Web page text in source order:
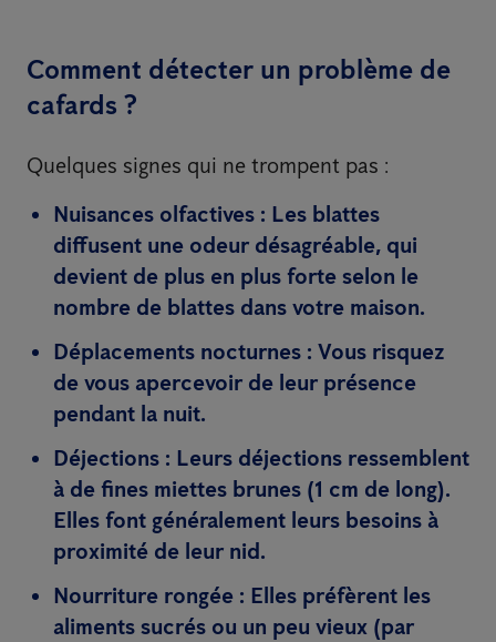
Comment détecter un problème de
cafards ?
Quelques signes qui ne trompent pas :
Nuisances olfactives : Les blattes
diffusent une odeur désagréable, qui
devient de plus en plus forte selon le
nombre de blattes dans votre maison.
Déplacements nocturnes : Vous risquez
de vous apercevoir de leur présence
pendant la nuit.
Déjections : Leurs déjections ressemblent
à de fines miettes brunes (1 cm de long).
Elles font généralement leurs besoins à
proximité de leur nid.
Nourriture rongée : Elles préfèrent les
aliments sucrés ou un peu vieux (par